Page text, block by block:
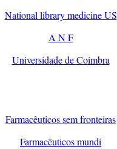
National library medicine US
A N F
Universidade de Coimbra
Farmacêuticos sem fronteiras
Farmacêuticos mundi